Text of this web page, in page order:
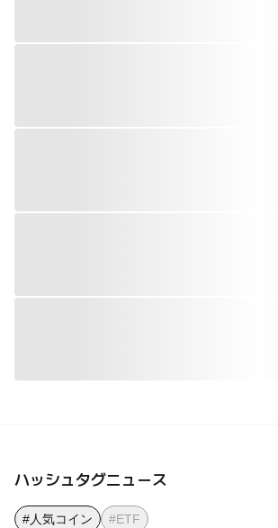
ハッシュタグニュース
#人気コイン #ETF